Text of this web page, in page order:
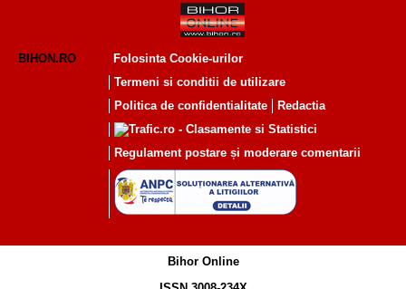
BIHON.RO
Folosinta Cookie-urilor
Termeni si conditii de utilizare
Politica de confidentialitate
Redactia
Regulament postare și moderare comentarii
Bihor Online